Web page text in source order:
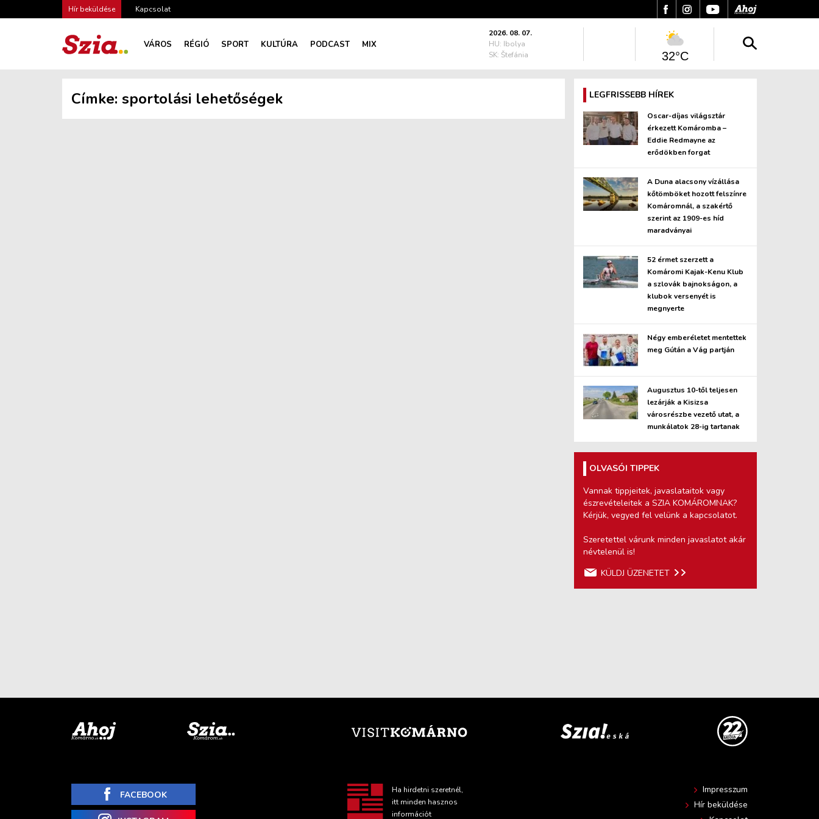
Hír beküldése Kapcsolat
VÁROS RÉGIÓ SPORT KULTÚRA PODCAST MIX
2026. 08. 07.
HU: Ibolya
SK: Štefánia
32°C
Címke: sportolási lehetőségek LEGFRISSEBB HÍREK
Oscar-díjas világsztár
érkezett Komáromba –
Eddie Redmayne az
erődökben forgat
A Duna alacsony vízállása
kőtömböket hozott felszínre
Komáromnál, a szakértő
szerint az 1909-es híd
maradványai
52 érmet szerzett a
Komáromi Kajak-Kenu Klub
a szlovák bajnokságon, a
klubok versenyét is
megnyerte
Négy emberéletet mentettek
meg Gútán a Vág partján
Augusztus 10-től teljesen
lezárják a Kisizsa
városrészbe vezető utat, a
munkálatok 28-ig tartanak
OLVASÓI TIPPEK
Vannak tippjeitek, javaslataitok vagy
észrevételeitek a SZIA KOMÁROMNAK?
Kérjük, vegyed fel velünk a kapcsolatot.
Szeretettel várunk minden javaslatot akár
névtelenül is!
KÜLDJ ÜZENETET
FACEBOOK
Ha hirdetni szeretnél,
itt minden hasznos
információt
Impresszum
Hír beküldése